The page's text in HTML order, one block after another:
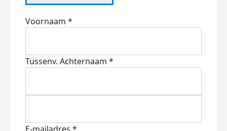
Voornaam *
Tussenv. Achternaam *